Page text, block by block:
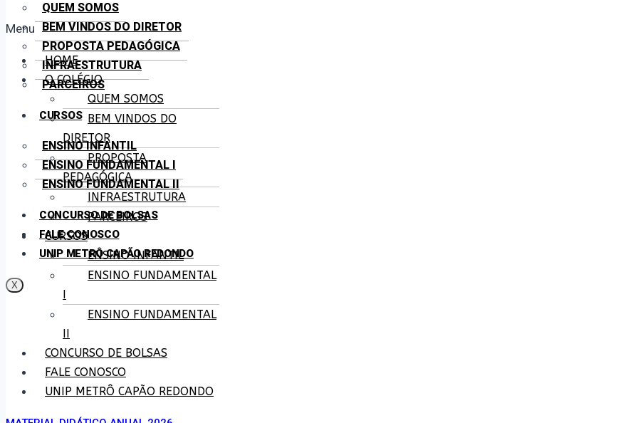
QUEM SOMOS
BEM VINDOS DO DIRETOR
PROPOSTA PEDAGÓGICA
INFRAESTRUTURA
PARCEIROS
CURSOS
ENSINO INFANTIL
ENSINO FUNDAMENTAL I
ENSINO FUNDAMENTAL II
CONCURSO DE BOLSAS
FALE CONOSCO
UNIP METRÔ CAPÃO REDONDO
X
Menu
HOME
O COLÉGIO
QUEM SOMOS
BEM VINDOS DO
DIRETOR
PROPOSTA
PEDAGÓGICA
INFRAESTRUTURA
PARCEIROS
CURSOS
ENSINO INFANTIL
ENSINO FUNDAMENTAL
I
ENSINO FUNDAMENTAL
II
CONCURSO DE BOLSAS
FALE CONOSCO
UNIP METRÔ CAPÃO REDONDO